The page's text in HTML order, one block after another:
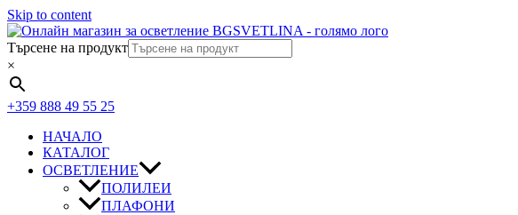
Skip to content
Търсене на продукт
×
+359 888 49 55 25
НАЧАЛО
КАТАЛОГ
ОСВЕТЛЕНИЕ
ПОЛИЛЕИ
ПЛАФОНИ